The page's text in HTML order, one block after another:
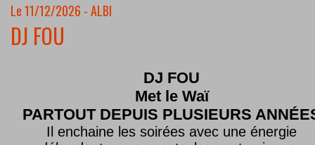
Le 11/12/2026 - ALBI
DJ FOU
DJ FOU
Met le Waï
PARTOUT DEPUIS PLUSIEURS
Il enchaine les soirées avec une énergie